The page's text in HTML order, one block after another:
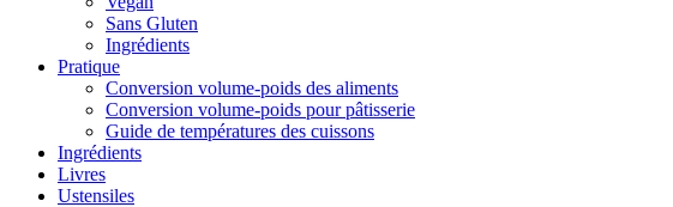
Sans Gluten
Ingrédients
Pratique
Conversion volume-poids des aliments
Conversion volume-poids pour pâtisserie
Guide de températures des cuissons
Ingrédients
Livres
Ustensiles